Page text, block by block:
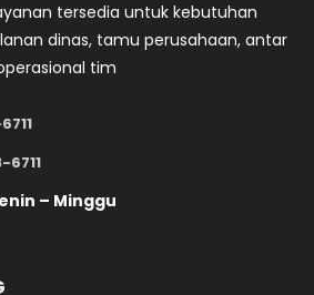
tersedia untuk kebutuhan
dinas, tamu perusahaan, antar
tim
6711
– Minggu